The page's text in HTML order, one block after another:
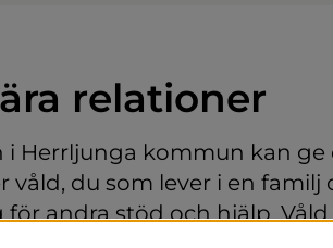
relationer
i Herrljunga kommun kan
våld, du som lever i en
andra stöd och hjälp.